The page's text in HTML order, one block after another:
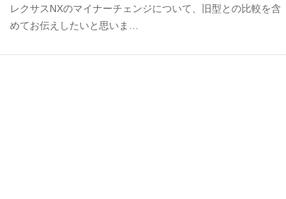
レクサスNXのマイナーチェンジについて、旧型との比較を含
めてお伝えしたいと思いま…